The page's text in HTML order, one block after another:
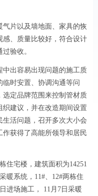
片以及墙地面、家具的恢
、质量比较好，符合设计
验收。
出容易出现问题的施工质
时安置、协调沟通等问
定品牌范围来控制管材质
建议，并在改造期间设置
活问题，召开多次大小会
获得了高能所领导和居民
宅楼，建筑面积为14251
暖系统，11#、12#两栋住
进场施工， 11月7日采暖